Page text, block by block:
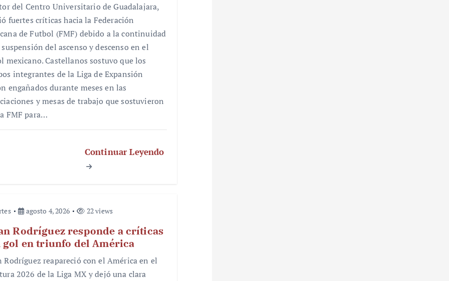
del Centro Universitario de Guadalajara,
fuertes críticas hacia la Federación
de Futbol (FMF) debido a la continuidad
del ascenso y descenso en el
mexicano. Castellanos sostuvo que los
integrantes de la Liga de Expansión
engañados durante meses en las
y mesas de trabajo que sostuvieron
FMF para…
Continuar Leyendo
agosto 4, 2026 22 views
Rodríguez responde a críticas
gol en triunfo del América
Rodríguez reapareció con el América en el
2026 de la Liga MX y dejó una clara